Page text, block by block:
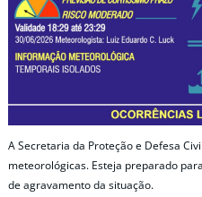
A Secretaria da Proteção e Defesa
meteorológicas. Esteja preparado
de agravamento da situação.